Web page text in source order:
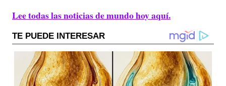
Lee todas las noticias de mundo hoy aquí.